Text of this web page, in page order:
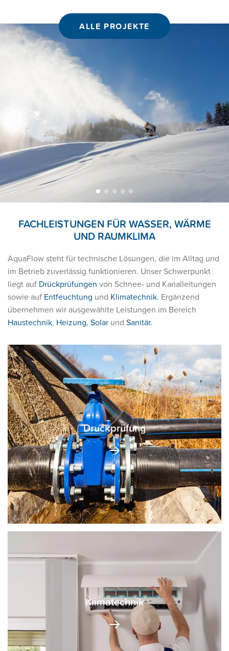
ALLE PROJEKTE
FACHLEISTUNGEN FÜR WASSER, WÄRME
UND RAUMKLIMA
AquaFlow steht für technische Lösungen, die im Alltag und
im Betrieb zuverlässig funktionieren. Unser Schwerpunkt
liegt auf Drückprüfungen von Schnee- und Kanalleitungen
sowie auf Entfeuchtung und Klimatechnik. Ergänzend
übernehmen wir ausgewählte Leistungen im Bereich
Haustechnik, Heizung, Solar und Sanitär.
Druckprüfung
DRUCKPRÜFUNG NACH ÖNORM IN LANDECK & IM
TIROLER OBERLAND
Klimatechnik
Klimaanlagen
Wohnraumlüftung